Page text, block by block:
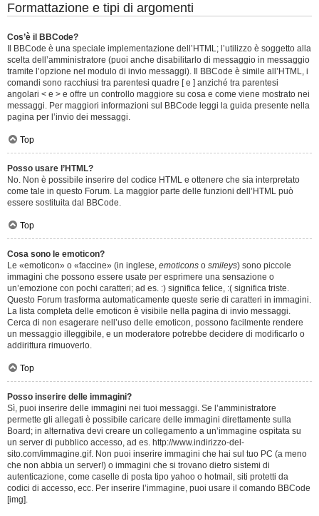
Formattazione e tipi di argomenti
Cos’è il BBCode?
Il BBCode è una speciale implementazione dell’HTML; l’utilizzo è soggetto alla
scelta dell’amministratore (puoi anche disabilitarlo di messaggio in messaggio
tramite l’opzione nel modulo di invio messaggi). Il BBCode è simile all’HTML, i
comandi sono racchiusi tra parentesi quadre [ e ] anziché tra parentesi
angolari < e > e offre un controllo maggiore su cosa e come viene mostrato nei
messaggi. Per maggiori informazioni sul BBCode leggi la guida presente nella
pagina per l’invio dei messaggi.
Top
Posso usare l’HTML?
No. Non è possibile inserire del codice HTML e ottenere che sia interpretato
come tale in questo Forum. La maggior parte delle funzioni dell’HTML può
essere sostituita dal BBCode.
Top
Cosa sono le emoticon?
Le «emoticon» o «faccine» (in inglese, emoticons o smileys) sono piccole
immagini che possono essere usate per esprimere una sensazione o
un’emozione con pochi caratteri; ad es. :) significa felice, :( significa triste.
Questo Forum trasforma automaticamente queste serie di caratteri in immagini.
La lista completa delle emoticon è visibile nella pagina di invio messaggi.
Cerca di non esagerare nell’uso delle emoticon, possono facilmente rendere
un messaggio illeggibile, e un moderatore potrebbe decidere di modificarlo o
addirittura rimuoverlo.
Top
Posso inserire delle immagini?
Sì, puoi inserire delle immagini nei tuoi messaggi. Se l’amministratore
permette gli allegati è possibile caricare delle immagini direttamente sulla
Board; in alternativa devi creare un collegamento a un’immagine ospitata su
un server di pubblico accesso, ad es. http://www.indirizzo-del-
sito.com/immagine.gif. Non puoi inserire immagini che hai sul tuo PC (a meno
che non abbia un server!) o immagini che si trovano dietro sistemi di
autenticazione, come caselle di posta tipo yahoo o hotmail, siti protetti da
codici di accesso, ecc. Per inserire l’immagine, puoi usare il comando BBCode
[img].